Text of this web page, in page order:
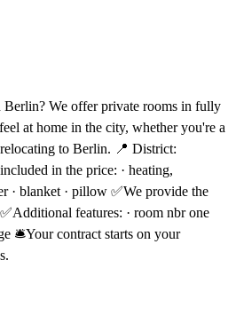
We offer private rooms in fully
at home in the city, whether you're a
to Berlin. 📍 District:
in the price: · heating,
· blanket · pillow ✅We provide the
features: · room nbr one
🛎️Your contract starts on your